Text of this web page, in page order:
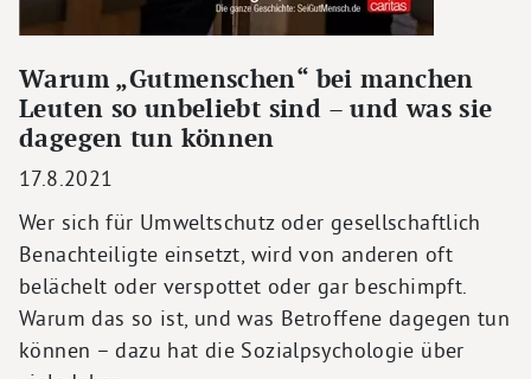
Warum „Gutmenschen“ bei manchen
Leuten so unbeliebt sind – und was sie
dagegen tun können
17.8.2021
Wer sich für Umweltschutz oder gesellschaftlich
Benachteiligte einsetzt, wird von anderen oft
belächelt oder verspottet oder gar beschimpft.
Warum das so ist, und was Betroffene dagegen tun
können – dazu hat die Sozialpsychologie über